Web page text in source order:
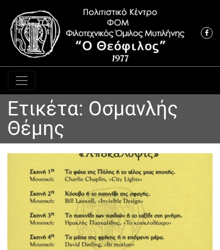
Κύρια πλοήγηση
Ετικέτα: Οσμανλής
Θέμης